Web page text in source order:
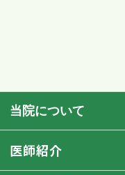
当院について
医師紹介